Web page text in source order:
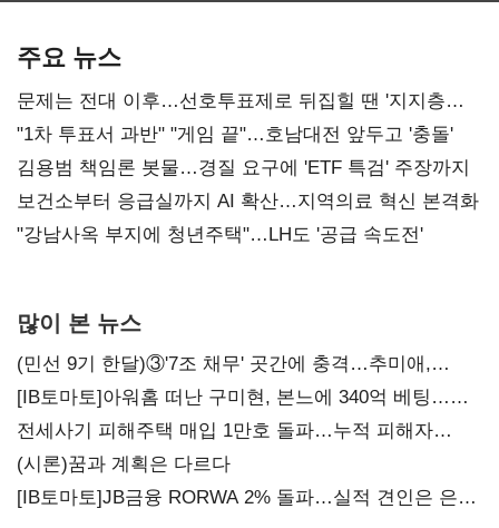
주요 뉴스
문제는 전대 이후…선호투표제로 뒤집힐 땐 '지지층
불복'
"1차 투표서 과반" "게임 끝"…호남대전 앞두고 '충돌'
김용범 책임론 봇물…경질 요구에 'ETF 특검' 주장까지
보건소부터 응급실까지 AI 확산…지역의료 혁신 본격화
"강남사옥 부지에 청년주택"…LH도 '공급 속도전'
많이 본 뉴스
(민선 9기 한달)③'7조 채무' 곳간에 충격…추미애,
20년만에 '비상재정' 선언 승부수
[IB토마토]아워홈 떠난 구미현, 본느에 340억 베팅…
가족 지배체제 구축
전세사기 피해주택 매입 1만호 돌파…누적 피해자
4만278명
(시론)꿈과 계획은 다르다
[IB토마토]JB금융 RORWA 2% 돌파…실적 견인은 은행